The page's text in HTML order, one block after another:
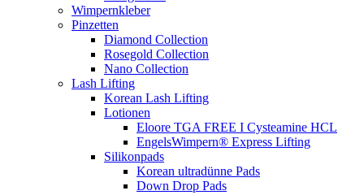
Wimpernkleber
Pinzetten
Diamond Collection
Rosegold Collection
Nano Collection
Lash Lifting
Korean Lash Lifting
Lotionen
Eloore TGA FREE I Cysteamine HCL
EngelsWimpern® Express Lifting
Silikonpads
Korean ultradünne Pads
Down Drop Pads